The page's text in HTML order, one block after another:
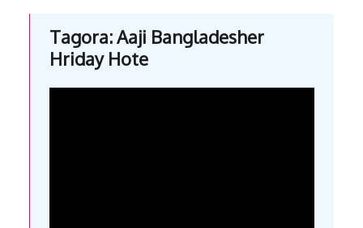
Tagora: Aaji Bangladesher
Hriday Hote